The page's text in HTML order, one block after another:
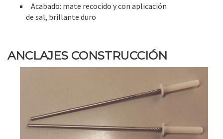
Acabado: mate recocido y con aplicación
de sal, brillante duro
ANCLAJES CONSTRUCCIÓN